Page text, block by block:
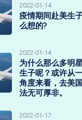
2022-01-14
疫情期间赴美生
么想的?
2022-01-14
为什么那么多明
生子呢？或许从
角度来看，去美
法无可厚非。
2022-01-17